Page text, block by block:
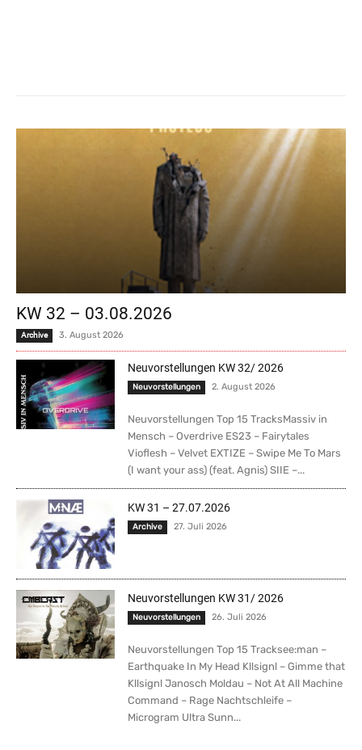
KW 32 – 03.08.2026
Archive 3. August 2026
Neuvorstellungen KW 32/ 2026
Neuvorstellungen 2. August 2026
Neuvorstellungen Top 15 TracksMassiv in
Mensch – Overdrive ES23 – Fairytales
Vioflesh – Velvet EXTIZE – Swipe Me To Mars
(I want your ass) (feat. Agnis) SIIE –...
KW 31 – 27.07.2026
Archive 27. Juli 2026
Neuvorstellungen KW 31/ 2026
Neuvorstellungen 26. Juli 2026
Neuvorstellungen Top 15 Tracksee:man –
Earthquake In My Head Kllsignl – Gimme that
Kllsignl Janosch Moldau – Not At All Machine
Command – Rage Nachtschleife –
Microgram Ultra Sunn...